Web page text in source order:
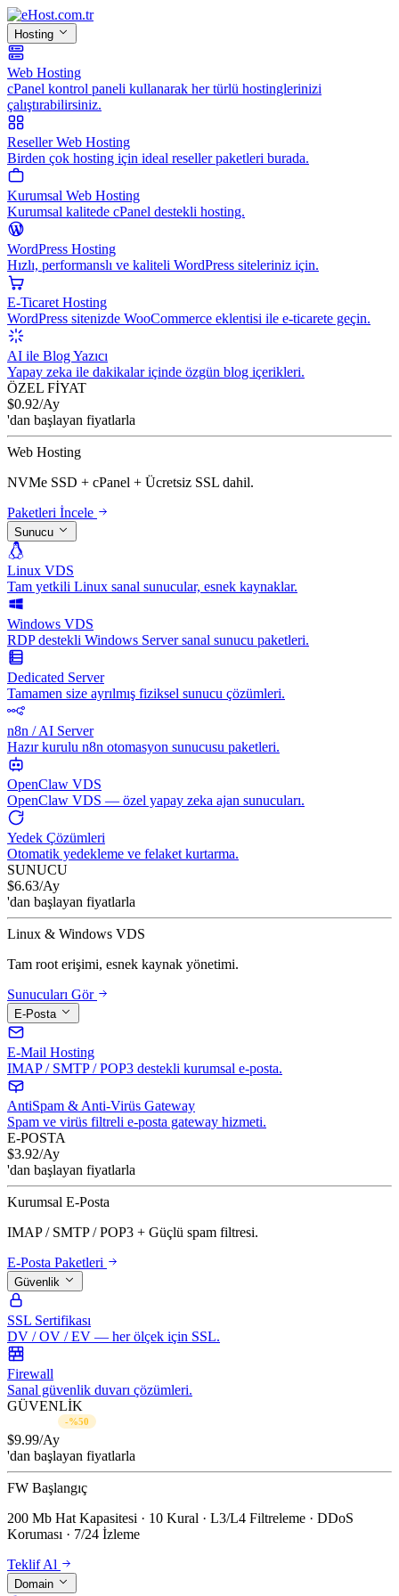
Hosting
Web Hosting
cPanel kontrol paneli kullanarak her türlü hostinglerinizi
çalıştırabilirsiniz.
Reseller Web Hosting
Birden çok hosting için ideal reseller paketleri burada.
Kurumsal Web Hosting
Kurumsal kalitede cPanel destekli hosting.
WordPress Hosting
Hızlı, performanslı ve kaliteli WordPress siteleriniz için.
E-Ticaret Hosting
WordPress sitenizde WooCommerce eklentisi ile e-ticarete geçin.
AI ile Blog Yazıcı
Yapay zeka ile dakikalar içinde özgün blog içerikleri.
ÖZEL FİYAT
$0.92/Ay
'dan başlayan fiyatlarla
Web Hosting
NVMe SSD + cPanel + Ücretsiz SSL dahil.
Paketleri İncele
Sunucu
Linux VDS
Tam yetkili Linux sanal sunucular, esnek kaynaklar.
Windows VDS
RDP destekli Windows Server sanal sunucu paketleri.
Dedicated Server
Tamamen size ayrılmış fiziksel sunucu çözümleri.
n8n / AI Server
Hazır kurulu n8n otomasyon sunucusu paketleri.
OpenClaw VDS
OpenClaw VDS — özel yapay zeka ajan sunucuları.
Yedek Çözümleri
Otomatik yedekleme ve felaket kurtarma.
SUNUCU
$6.63/Ay
'dan başlayan fiyatlarla
Linux & Windows VDS
Tam root erişimi, esnek kaynak yönetimi.
Sunucuları Gör
E-Posta
E-Mail Hosting
IMAP / SMTP / POP3 destekli kurumsal e-posta.
AntiSpam & Anti-Virüs Gateway
Spam ve virüs filtreli e-posta gateway hizmeti.
E-POSTA
$3.92/Ay
'dan başlayan fiyatlarla
Kurumsal E-Posta
IMAP / SMTP / POP3 + Güçlü spam filtresi.
E-Posta Paketleri
Güvenlik
SSL Sertifikası
DV / OV / EV — her ölçek için SSL.
Firewall
Sanal güvenlik duvarı çözümleri.
GÜVENLİK
-%50
$9.99/Ay
'dan başlayan fiyatlarla
FW Başlangıç
200 Mb Hat Kapasitesi · 10 Kural · L3/L4 Filtreleme · DDoS
Koruması · 7/24 İzleme
Teklif Al
Domain